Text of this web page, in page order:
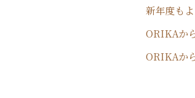
新年度も
ORIKAか